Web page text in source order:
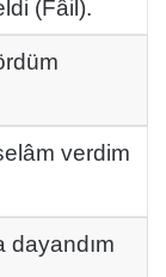
(Fâil).
verdim
dayandım